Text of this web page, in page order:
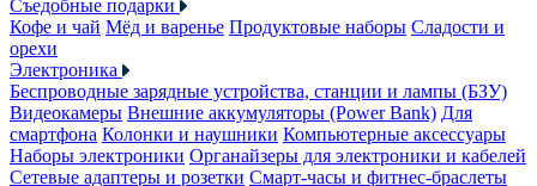
Съедобные подарки
Кофе и чай Мёд и варенье Продуктовые наборы Сладости и
орехи
Электроника
Беспроводные зарядные устройства, станции и лампы (БЗУ)
Видеокамеры Внешние аккумуляторы (Power Bank) Для
смартфона Колонки и наушники Компьютерные аксессуары
Наборы электроники Органайзеры для электроники и кабелей
Сетевые адаптеры и розетки Смарт-часы и фитнес-браслеты